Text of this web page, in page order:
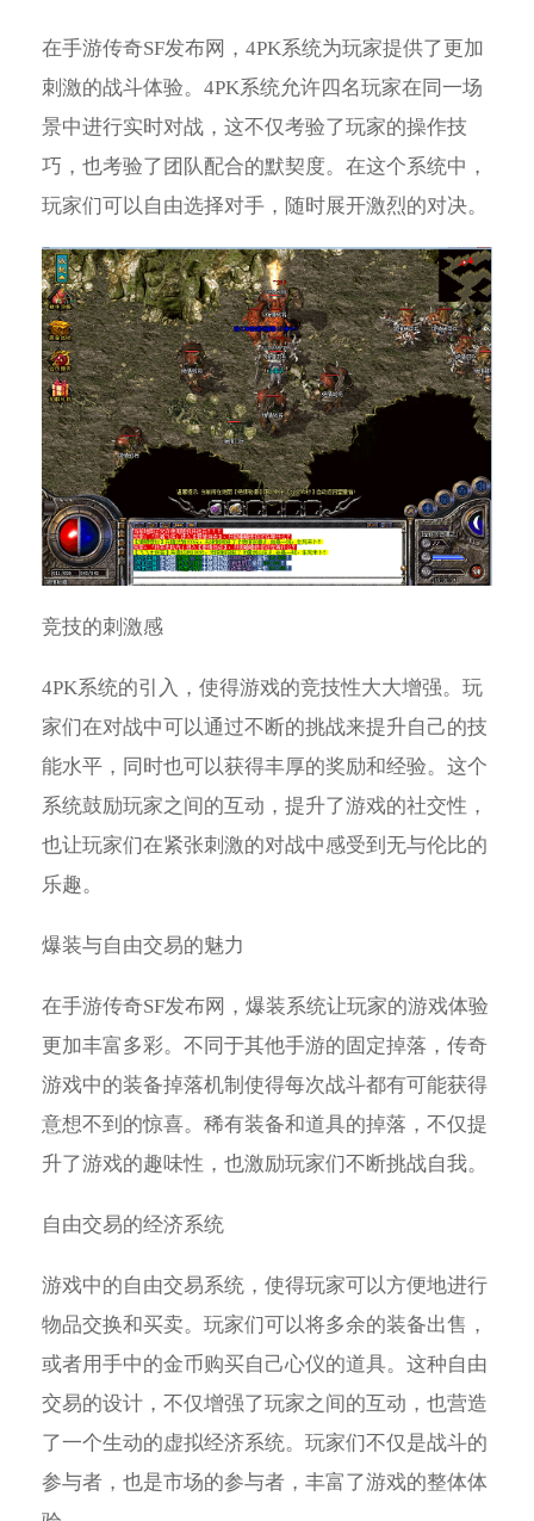
在手游传奇SF发布网，4PK系统为玩家提供了更加
刺激的战斗体验。4PK系统允许四名玩家在同一场
景中进行实时对战，这不仅考验了玩家的操作技
巧，也考验了团队配合的默契度。在这个系统中，
玩家们可以自由选择对手，随时展开激烈的对决。
竞技的刺激感
4PK系统的引入，使得游戏的竞技性大大增强。玩
家们在对战中可以通过不断的挑战来提升自己的技
能水平，同时也可以获得丰厚的奖励和经验。这个
系统鼓励玩家之间的互动，提升了游戏的社交性，
也让玩家们在紧张刺激的对战中感受到无与伦比的
乐趣。
爆装与自由交易的魅力
在手游传奇SF发布网，爆装系统让玩家的游戏体验
更加丰富多彩。不同于其他手游的固定掉落，传奇
游戏中的装备掉落机制使得每次战斗都有可能获得
意想不到的惊喜。稀有装备和道具的掉落，不仅提
升了游戏的趣味性，也激励玩家们不断挑战自我。
自由交易的经济系统
游戏中的自由交易系统，使得玩家可以方便地进行
物品交换和买卖。玩家们可以将多余的装备出售，
或者用手中的金币购买自己心仪的道具。这种自由
交易的设计，不仅增强了玩家之间的互动，也营造
了一个生动的虚拟经济系统。玩家们不仅是战斗的
参与者，也是市场的参与者，丰富了游戏的整体体